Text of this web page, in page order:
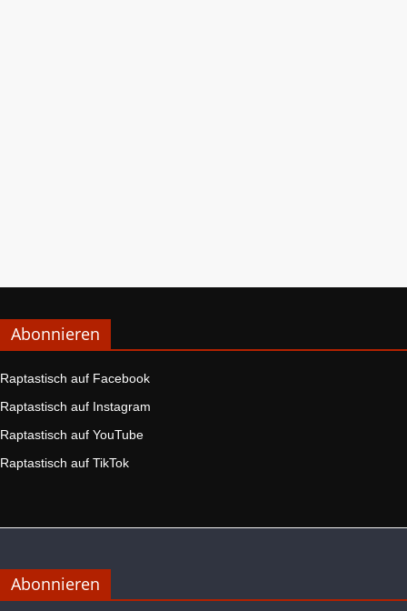
Abonnieren
Raptastisch auf Facebook
Raptastisch auf Instagram
Raptastisch auf YouTube
Raptastisch auf TikTok
Abonnieren